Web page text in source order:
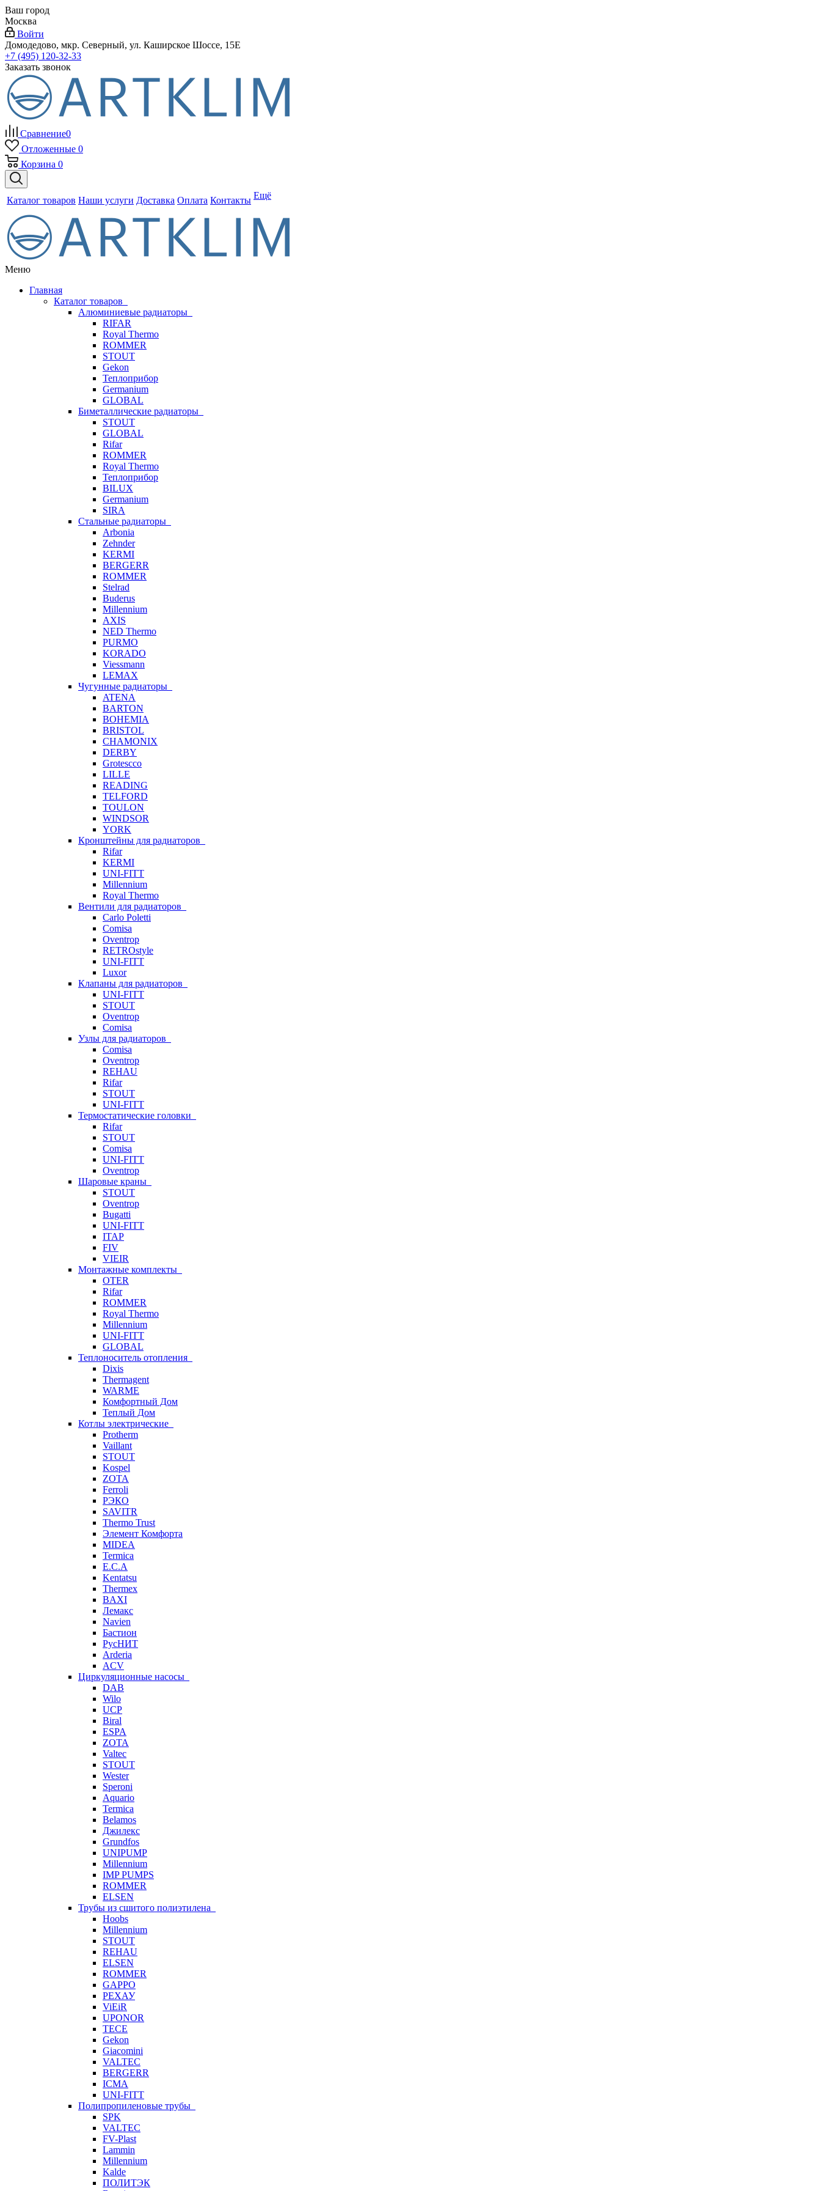
Ваш город
Москва
Войти
Домодедово, мкр. Северный, ул. Каширское Шоссе, 15Е
+7 (495) 120-32-33
Заказать звонок
Сравнение0
Отложенные 0
Корзина 0
Каталог товаров Наши услуги Доставка Оплата Контакты Ещё
Меню
Главная
Каталог товаров
Алюминиевые радиаторы
RIFAR
Royal Thermo
ROMMER
STOUT
Gekon
Теплоприбор
Germanium
GLOBAL
Биметаллические радиаторы
STOUT
GLOBAL
Rifar
ROMMER
Royal Thermo
Теплоприбор
BILUX
Germanium
SIRA
Стальные радиаторы
Arbonia
Zehnder
KERMI
BERGERR
ROMMER
Stelrad
Buderus
Millennium
AXIS
NED Thermo
PURMO
KORADO
Viessmann
LEMAX
Чугунные радиаторы
ATENA
BARTON
BOHEMIA
BRISTOL
CHAMONIX
DERBY
Grotescco
LILLE
READING
TELFORD
TOULON
WINDSOR
YORK
Кронштейны для радиаторов
Rifar
KERMI
UNI-FITT
Millennium
Royal Thermo
Вентили для радиаторов
Carlo Poletti
Comisa
Oventrop
RETROstyle
UNI-FITT
Luxor
Клапаны для радиаторов
UNI-FITT
STOUT
Oventrop
Comisa
Узлы для радиаторов
Comisa
Oventrop
REHAU
Rifar
STOUT
UNI-FITT
Термостатические головки
Rifar
STOUT
Comisa
UNI-FITT
Oventrop
Шаровые краны
STOUT
Oventrop
Bugatti
UNI-FITT
ITAP
FIV
VIEIR
Монтажные комплекты
OTER
Rifar
ROMMER
Royal Thermo
Millennium
UNI-FITT
GLOBAL
Теплоноситель отопления
Dixis
Thermagent
WARME
Комфортный Дом
Теплый Дом
Котлы электрические
Protherm
Vaillant
STOUT
Kospel
ZOTA
Ferroli
РЭКО
SAVITR
Thermo Trust
Элемент Комфорта
MIDEA
Termica
E.C.A
Kentatsu
Thermex
BAXI
Лемакс
Navien
Бастион
РусНИТ
Arderia
ACV
Циркуляционные насосы
DAB
Wilo
UCP
Biral
ESPA
ZOTA
Valtec
STOUT
Wester
Speroni
Aquario
Termica
Belamos
Джилекс
Grundfos
UNIPUMP
Millennium
IMP PUMPS
ROMMER
ELSEN
Трубы из сшитого полиэтилена
Hoobs
Millennium
STOUT
REHAU
ELSEN
ROMMER
GAPPO
РЕХАУ
ViEiR
UPONOR
TECE
Gekon
Giacomini
VALTEC
BERGERR
ICMA
UNI-FITT
Полипропиленовые трубы
SPK
VALTEC
FV-Plast
Lammin
Millennium
Kalde
ПОЛИТЭК